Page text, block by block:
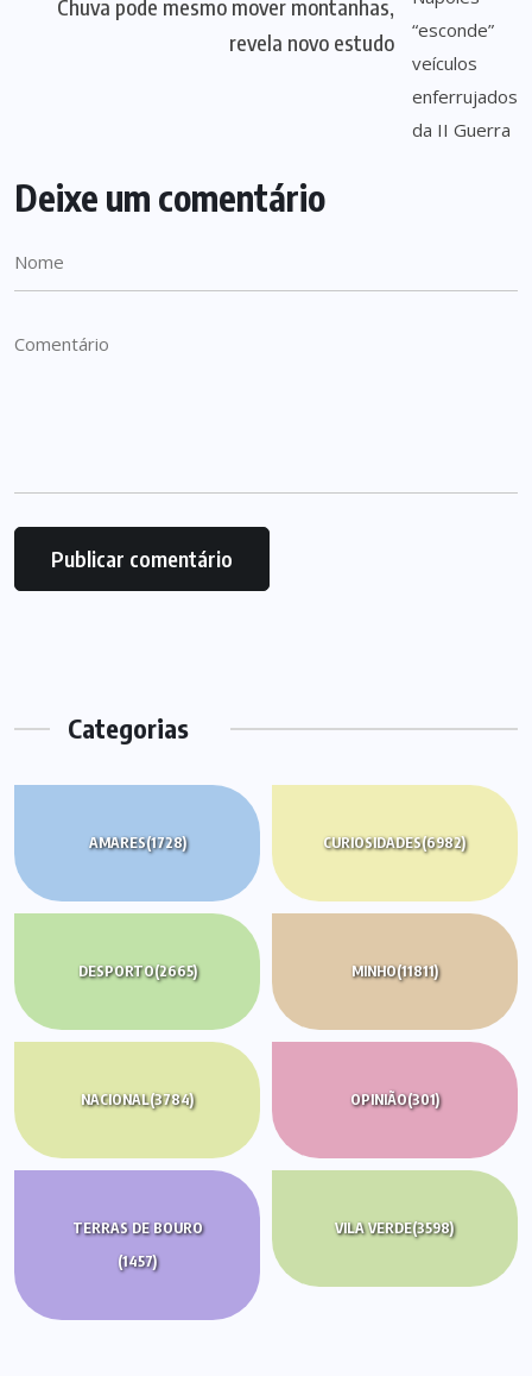
Chuva pode mesmo mover montanhas,
revela novo estudo
Deixe um comentário
Categorias
AMARES(1728) CURIOSIDADES(6982)
DESPORTO(2665) MINHO(11811)
NACIONAL(3784) OPINIÃO(301)
TERRAS DE BOURO
(1457)
VILA VERDE(3598)